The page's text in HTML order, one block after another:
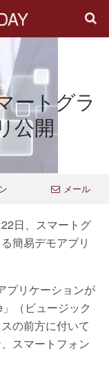
ートグラ
公開
メール
日、スマートグ
簡易デモアプリ
プリケーションが
（ビュージック
の前方に付いて
スマートフォン